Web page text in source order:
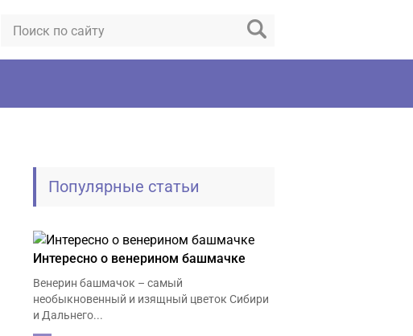
Популярные статьи
Интересно о венерином башмачке
Венерин башмачок – самый
необыкновенный и изящный цветок Сибири
и Дальнего...